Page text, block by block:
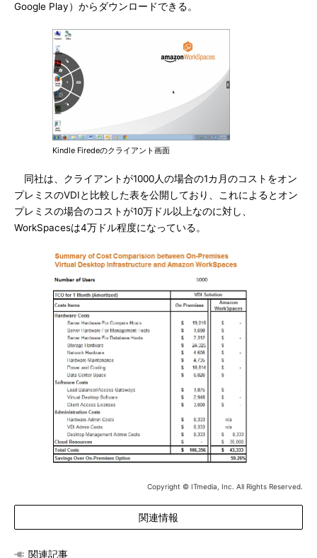
Google Play）からダウンロードできる。
Kindle Firedeのクライアント画面
同社は、クライアントが1000人の場合の1カ月のコストをオン
プレミスのVDIと比較した表を公開しており、これによるとオン
プレミスの場合のコストが10万ドル以上なのに対し、
WorkSpacesは4万ドル程度になっている。
Copyright © ITmedia, Inc. All Rights Reserved.
関連情報
関連記事